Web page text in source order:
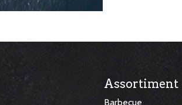
Assortiment
Barbecue